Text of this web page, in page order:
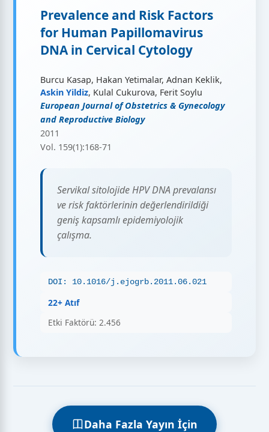
Prevalence and Risk Factors
for Human Papillomavirus
DNA in Cervical Cytology
Burcu Kasap, Hakan Yetimalar, Adnan Keklik,
Askin Yildiz, Kulal Cukurova, Ferit Soylu
European Journal of Obstetrics & Gynecology
and Reproductive Biology
2011
Vol. 159(1):168-71
Servikal sitolojide HPV DNA prevalansı
ve risk faktörlerinin değerlendirildiği
geniş kapsamlı epidemiyolojik
çalışma.
DOI: 10.1016/j.ejogrb.2011.06.021
22+ Atıf
Etki Faktörü: 2.456
Daha Fazla Yayın İçin